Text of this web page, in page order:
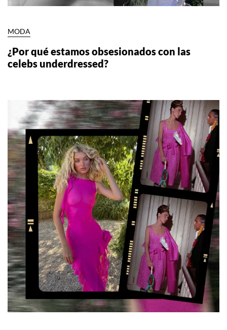
MODA
¿Por qué estamos obsesionados con las
celebs underdressed?